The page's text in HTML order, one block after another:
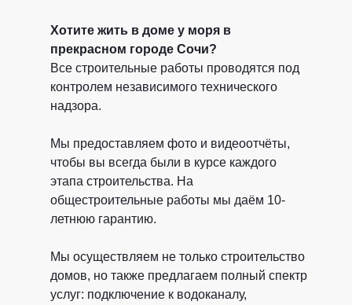
Хотите жить в доме у моря в
прекрасном городе Сочи?
Все строительные работы проводятся под
контролем независимого технического
надзора.
Мы предоставляем фото и видеоотчёты,
чтобы вы всегда были в курсе каждого
этапа строительства. На
общестроительные работы мы даём 10-
летнюю гарантию.
Мы осуществляем не только строительство
домов, но также предлагаем полный спектр
услуг: подключение к водоканалу,